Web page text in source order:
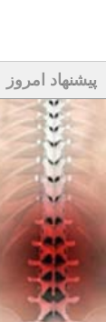
پیشنهاد امروز